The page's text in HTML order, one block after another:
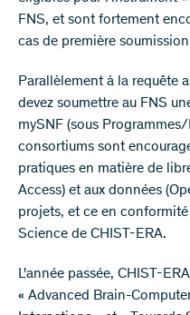
FNS, et sont fortement
cas de première
Parallèlement à la requête
devez soumettre au FNS
mySNF (sous
consortiums sont
pratiques en matière de
Access) et aux données
projets, et ce en
Science de CHIST-ERA.
L'année passée, CHIST-
« Advanced Brain-